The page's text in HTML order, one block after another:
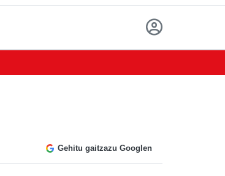
Gehitu gaitzazu Googlen